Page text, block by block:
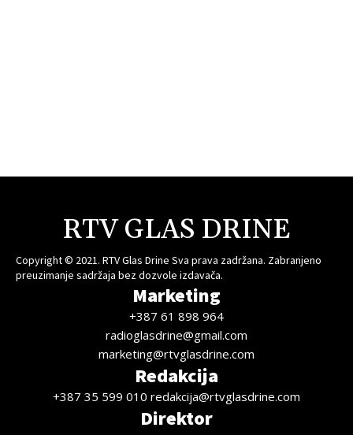
RTV GLAS DRINE
Copyright © 2021. RTV Glas Drine Sva prava zadržana. Zabranjeno
preuzimanje sadržaja bez dozvole izdavača.
Marketing
+387 61 898 964
radioglasdrine@gmail.com
marketing@rtvglasdrine.com
Redakcija
+387 35 599 010 redakcija@rtvglasdrine.com
Direktor